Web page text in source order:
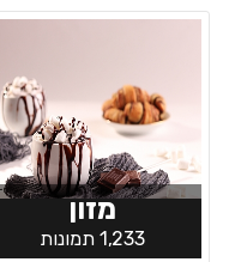
מזון
1,233 תמונות